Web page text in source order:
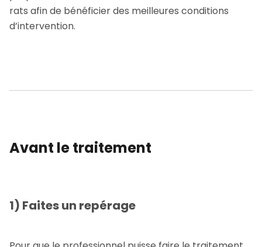
rats afin de bénéficier des meilleures conditions
d’intervention.
Avant le traitement
1) Faites un repérage